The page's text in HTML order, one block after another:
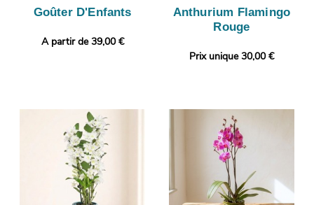
Goûter D'Enfants
A partir de 39,00 €
Anthurium Flamingo
Rouge
Prix unique 30,00 €